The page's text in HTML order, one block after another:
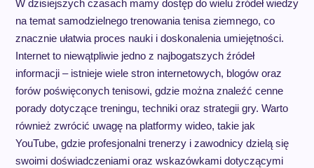
W dzisiejszych czasach mamy dostęp do wielu źródeł wiedzy
na temat samodzielnego trenowania tenisa ziemnego, co
znacznie ułatwia proces nauki i doskonalenia umiejętności.
Internet to niewątpliwie jedno z najbogatszych źródeł
informacji – istnieje wiele stron internetowych, blogów oraz
forów poświęconych tenisowi, gdzie można znaleźć cenne
porady dotyczące treningu, techniki oraz strategii gry. Warto
również zwrócić uwagę na platformy wideo, takie jak
YouTube, gdzie profesjonalni trenerzy i zawodnicy dzielą się
swoimi doświadczeniami oraz wskazówkami dotyczącymi